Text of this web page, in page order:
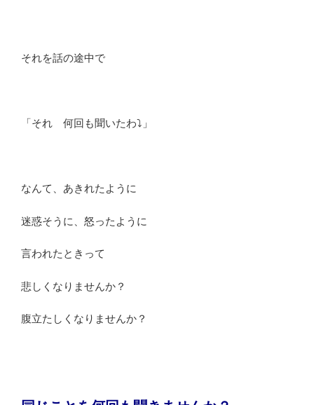
それを話の途中で
「それ 何回も聞いたわ⤵」
なんて、あきれたように
迷惑そうに、怒ったように
言われたときって
悲しくなりませんか？
腹立たしくなりませんか？